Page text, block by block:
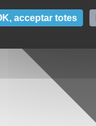
acceptar totes